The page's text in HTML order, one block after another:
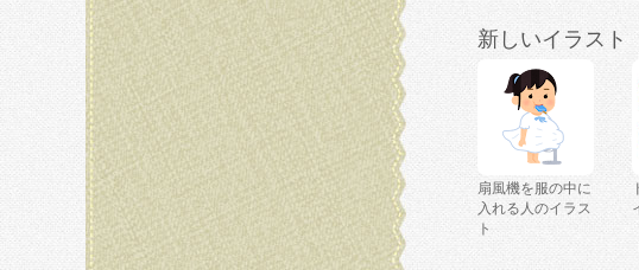
新しいイラスト
扇風機を服の中に
入れる人のイラス
ト